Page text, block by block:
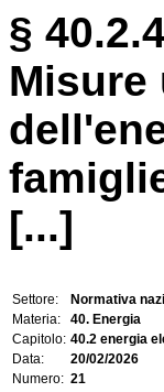
§
Misure
[...]
Settore:
Normativa
Materia:
40. Energia
Capitolo: 40.2 energia
Data:
20/02/2026
Numero: 21